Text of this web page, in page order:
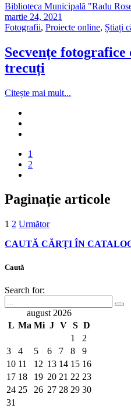
Biblioteca Municipală "Radu
martie 24, 2021
Fotografii, Proiecte online, Știați
Secvențe
trecuți
Citește mai mult...
1
2
Paginație articole
1 2 Următor
CAUTĂ CĂRȚI ÎN
Caută
Search for:
august 2026
L Ma Mi J V S D
1
2
3
4 5 6 7 8
9
10 11 12 13 14 15 16
17 18 19 20 21 22 23
24 25 26 27 28 29 30
31